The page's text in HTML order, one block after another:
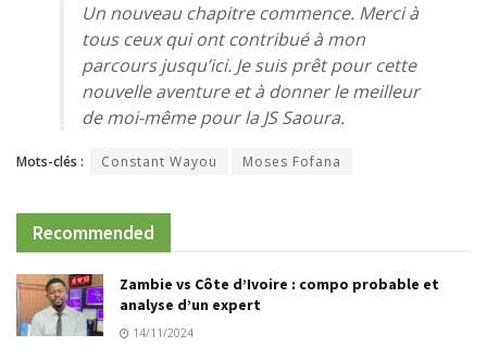
Un nouveau chapitre commence. Merci à
tous ceux qui ont contribué à mon
parcours jusqu’ici. Je suis prêt pour cette
nouvelle aventure et à donner le meilleur
de moi-même pour la JS Saoura.
Mots-clés : Constant Wayou Moses Fofana
Recommended
Zambie vs Côte d’Ivoire : compo probable et
analyse d’un expert
14/11/2024